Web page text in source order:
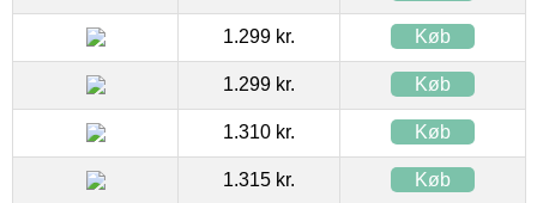
1.299 kr. Køb
1.299 kr. Køb
1.310 kr. Køb
1.315 kr. Køb